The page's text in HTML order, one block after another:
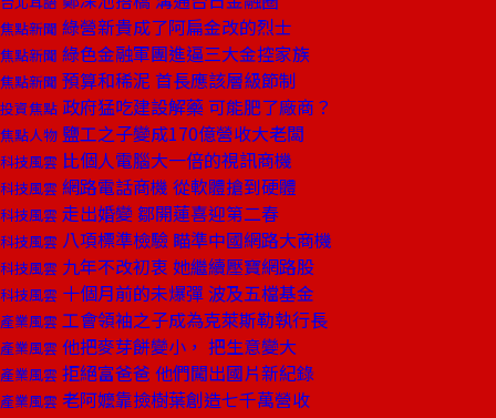
焦點新聞 綠營新貴成了阿扁金改的烈士
焦點新聞 綠色金融軍團進逼三大金控家族
焦點新聞 預算和稀泥 首長應該層級節制
投資焦點 政府猛吃建設解藥 可能肥了廠商？
焦點人物 鹽工之子變成170億營收大老闆
科技風雲 比個人電腦大一倍的視訊商機
科技風雲 網路電話商機 從軟體搶到硬體
科技風雲 走出婚變 鄒開蓮喜迎第二春
科技風雲 八項標準檢驗 瞄準中國網路大商機
科技風雲 九年不改初衷 她繼續壓寶網路股
科技風雲 十個月前的未爆彈 波及五檔基金
產業風雲 工會領袖之子成為克萊斯勒執行長
產業風雲 他把麥芽餅變小， 把生意變大
產業風雲 拒絕富爸爸 他們闖出國片新紀錄
產業風雲 老阿嬤靠撿樹葉創造七千萬營收